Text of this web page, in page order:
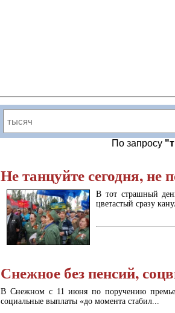
По запросу
Не танцуйте сегодня,
В тот страшный
цветастый сразу
Снежное без пенсий,
В Снежном с 11 июня по поручению
социальные выплаты «до момента стабил...